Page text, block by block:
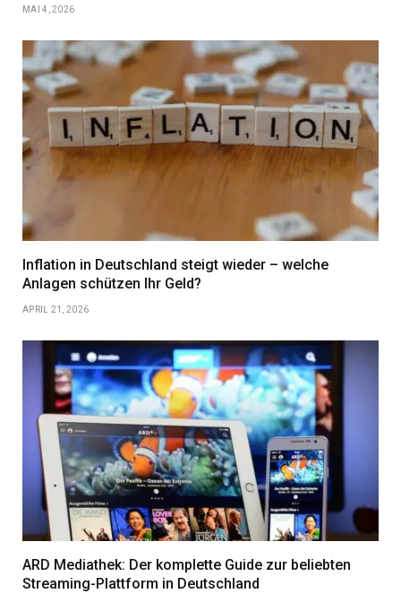
MAI 4, 2026
Inflation in Deutschland steigt wieder – welche
Anlagen schützen Ihr Geld?
APRIL 21, 2026
ARD Mediathek: Der komplette Guide zur beliebten
Streaming-Plattform in Deutschland